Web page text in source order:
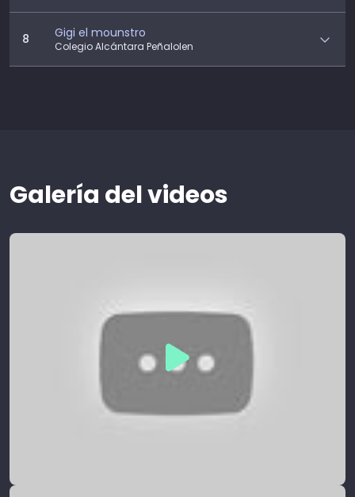
8 Gigi el mounstro
Colegio Alcántara Peñalolen
Galería del videos